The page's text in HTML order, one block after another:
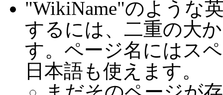
"WikiName"のような
するには、二重の大
す。ページ名にはス
日本語も使えます。